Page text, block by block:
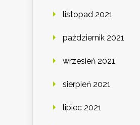
listopad 2021
październik 2021
wrzesień 2021
sierpień 2021
lipiec 2021